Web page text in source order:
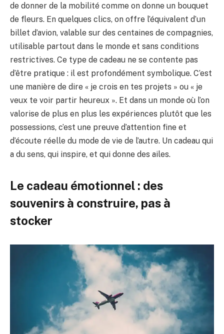
de donner de la mobilité comme on donne un bouquet
de fleurs. En quelques clics, on offre l’équivalent d’un
billet d’avion, valable sur des centaines de compagnies,
utilisable partout dans le monde et sans conditions
restrictives. Ce type de cadeau ne se contente pas
d’être pratique : il est profondément symbolique. C’est
une manière de dire « je crois en tes projets » ou « je
veux te voir partir heureux ». Et dans un monde où l’on
valorise de plus en plus les expériences plutôt que les
possessions, c’est une preuve d’attention fine et
d’écoute réelle du mode de vie de l’autre. Un cadeau qui
a du sens, qui inspire, et qui donne des ailes.
Le cadeau émotionnel : des
souvenirs à construire, pas à
stocker